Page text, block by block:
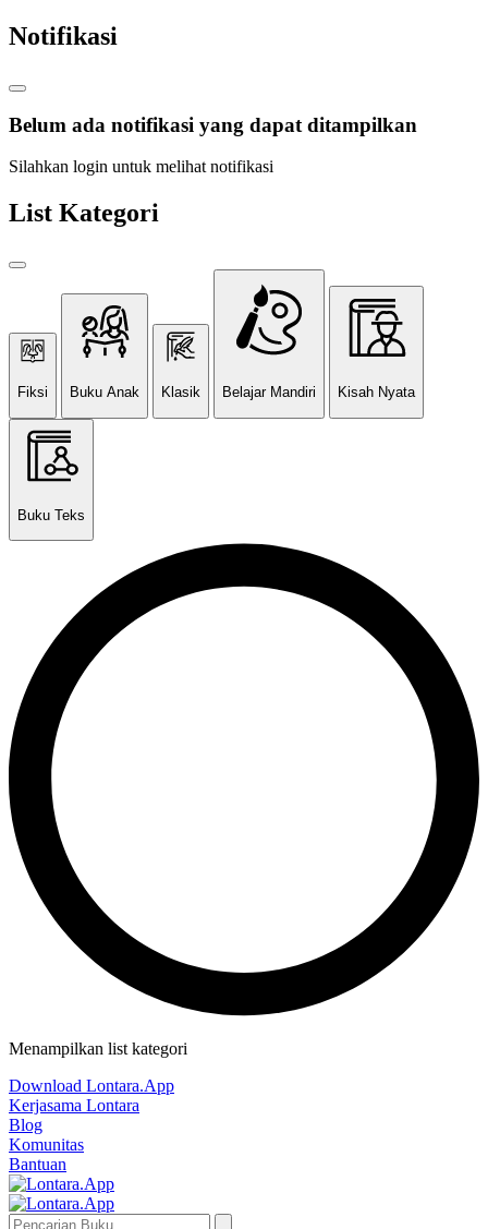
Notifikasi
Belum ada notifikasi yang dapat ditampilkan
Silahkan login untuk melihat notifikasi
List Kategori
Fiksi Buku Anak Klasik Belajar Mandiri Kisah Nyata
Buku Teks
Menampilkan list kategori
Download Lontara.App
Kerjasama Lontara
Blog
Komunitas
Bantuan